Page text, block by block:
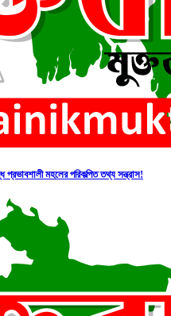
প্রভাবশালী মহলের পরিকল্পিত তথ্য সন্ত্রাস!